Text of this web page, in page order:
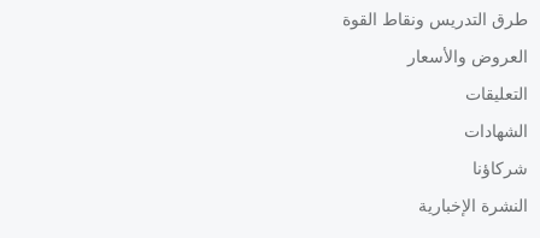
طرق التدريس ونقاط القوة
العروض والأسعار
التعليقات
الشهادات
شركاؤنا
النشرة الإخبارية